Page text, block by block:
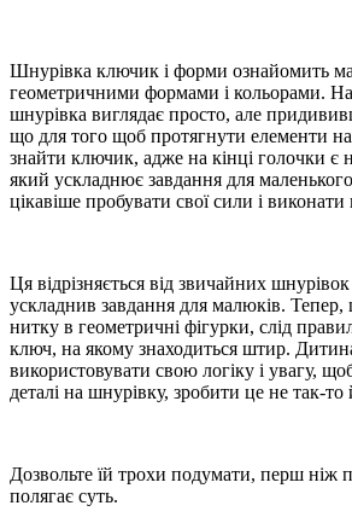
Шнурівка ключик і форми ознайомить
геометричними формами і кольорами.
шнурівка виглядає просто, але
що для того щоб протягнути елементи
знайти ключик, адже на кінці голочки є
який ускладнює завдання для
цікавіше пробувати свої сили і
Ця відрізняється від звичайних
ускладнив завдання для малюків.
нитку в геометричні фігурки, слід
ключ, на якому знаходиться штир.
використовувати свою логіку і увагу,
деталі на шнурівку, зробити це не так-то
Дозвольте їй трохи подумати, перш ніж
полягає суть.